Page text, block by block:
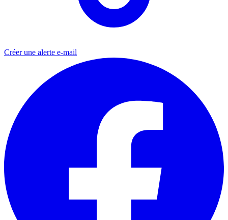
Créer une alerte e-mail